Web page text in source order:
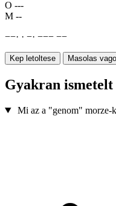
O ---
M --
−−· · −· −−− −−
Kep letoltese Masolas
Gyakran ismetelt
Mi az a "genom" morze-